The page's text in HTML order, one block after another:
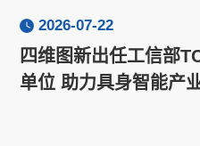
2026-07-22
四维图新出任工信部
单位 助力具身智能产